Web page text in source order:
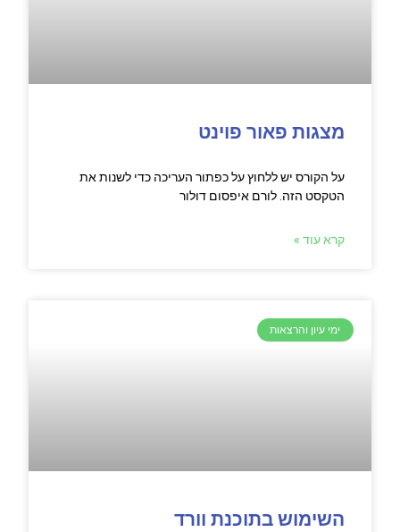
מצגות פאור פוינט
על הקורס יש ללחוץ על כפתור העריכה כדי לשנות את
הטקסט הזה. לורם איפסום דולור
קרא עוד »
ימי עיון והרצאות
השימוש בתוכנת וורד